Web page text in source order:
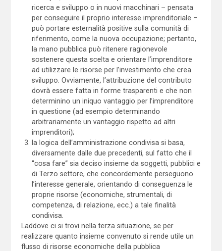
ricerca e sviluppo o in nuovi macchinari – pensata
per conseguire il proprio interesse imprenditoriale –
può portare esternalità positive sulla comunità di
riferimento, come la nuova occupazione; pertanto,
la mano pubblica può ritenere ragionevole
sostenere questa scelta e orientare l’imprenditore
ad utilizzare le risorse per l’investimento che crea
sviluppo. Ovviamente, l’attribuzione del contributo
dovrà essere fatta in forme trasparenti e che non
determinino un iniquo vantaggio per l’imprenditore
in questione (ad esempio determinando
arbitrariamente un vantaggio rispetto ad altri
imprenditori);
la logica dell’amministrazione condivisa si basa,
diversamente dalle due precedenti, sul fatto che il
“cosa fare” sia deciso insieme da soggetti, pubblici e
di Terzo settore, che concordemente perseguono
l’interesse generale, orientando di conseguenza le
proprie risorse (economiche, strumentali, di
competenza, di relazione, ecc.) a tale finalità
condivisa.
Laddove ci si trovi nella terza situazione, se per
realizzare quanto insieme convenuto si rende utile un
flusso di risorse economiche della pubblica